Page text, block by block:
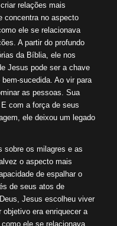
relações mais
concentra no aspecto
ele se relacionava
A partir do profundo
da Bíblia, ele nos
Jesus pode ser a chave
sucedida. Ao vir para
as pessoas. Sua
com a força de seus
ele deixou um legado
sobre os milagres e as
o aspecto mais
de espalhar o
de seus atos de
Jesus escolheu viver
era enriquecer a
ele se relacionava